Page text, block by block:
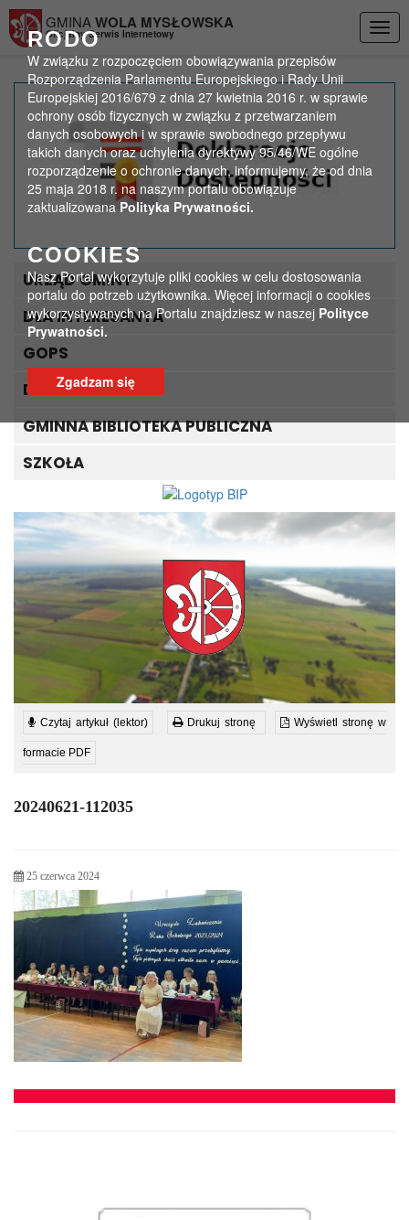
RODO
W związku z rozpoczęciem obowiązywania przepisów
Rozporządzenia Parlamentu Europejskiego i Rady Unii
Europejskiej 2016/679 z dnia 27 kwietnia 2016 r. w sprawie
ochrony osób fizycznych w związku z przetwarzaniem
danych osobowych i w sprawie swobodnego przepływu
takich danych oraz uchylenia dyrektywy 95/46/WE ogólne
rozporządzenie o ochronie danych, informujemy, że od dnia
25 maja 2018 r. na naszym portalu obowiązuje
zaktualizowanaPolityka Prywatności.
COOKIES
Nasz Portal wykorzytuje pliki cookies w celu dostosowania
portalu do potrzeb użytkownika. Więcej informacji o cookies
wykorzystywanych na Portalu znajdziesz w naszej Polityce
Prywatności.
Zgadzam się
GMINA WOLA MYSŁOWSKA
Oficjalny Serwis Internetowy
20240621-112035
Strona główna > Media > 20240621-112035
URZĄD GMINY
DLA INTERESANTA
GOPS
DLA TURYSTY
GMINNA BIBLIOTEKA PUBLICZNA
SZKOŁA
Czytaj artykuł (lektor) Drukuj stronę Wyświetl stronę w
formacie PDF
20240621-112035
25 czerwca 2024